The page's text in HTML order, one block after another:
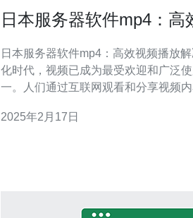
日本服务器软件mp4：高
日本服务器软件mp4：高效视频播放解决方案 在
化时代，视频已成为最受欢迎和广泛
一。人们通过互联网观看和分享视频
一种能够提供高效视频播放服务的解决方案。
2025年2月17日